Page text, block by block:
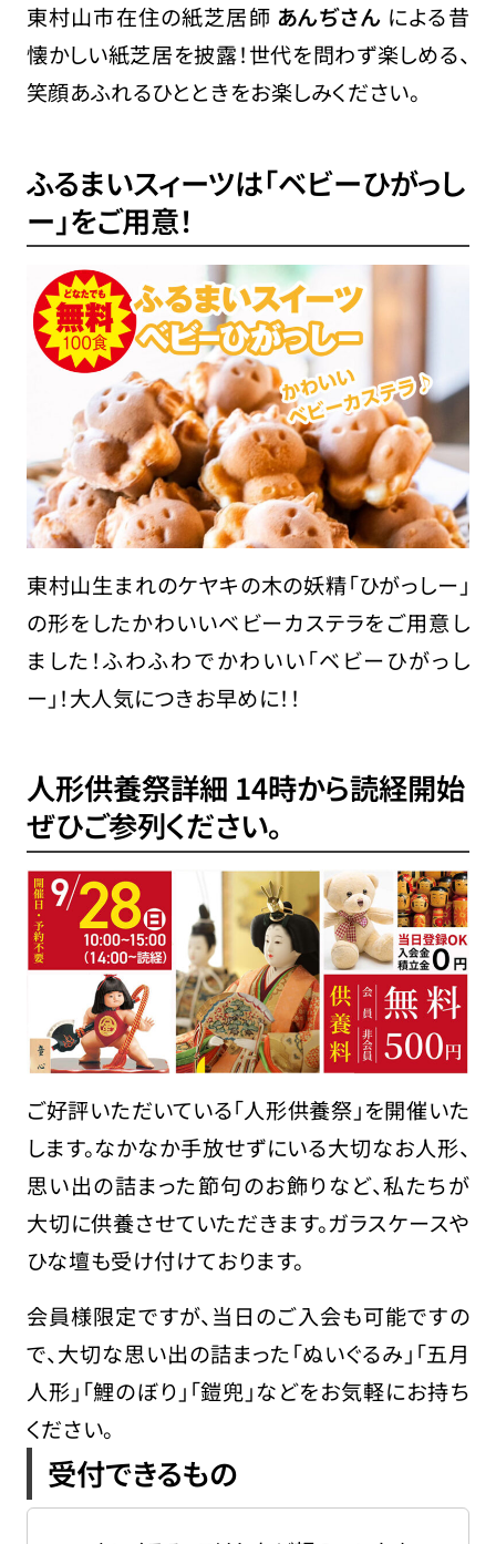
東村山市在住の紙芝居師 あんぢさん による昔
懐かしい紙芝居を披露！世代を問わず楽しめる、
笑顔あふれるひとときをお楽しみください。
ふるまいスィーツは「ベビーひがっし
ー」をご用意！
東村山生まれのケヤキの木の妖精「ひがっしー」
の形をしたかわいいベビーカステラをご用意し
ました！ふわふわでかわいい「ベビーひがっし
ー」！大人気につきお早めに！！
人形供養祭詳細 14時から読経開始
ぜひご参列ください。
ご好評いただいている「人形供養祭」を開催いた
します。なかなか手放せずにいる大切なお人形、
思い出の詰まった節句のお飾りなど、私たちが
大切に供養させていただきます。ガラスケースや
ひな壇も受け付けております。
会員様限定ですが、当日のご入会も可能ですの
で、大切な思い出の詰まった「ぬいぐるみ」「五月
人形」「鯉のぼり」「鎧兜」などをお気軽にお持ち
ください。
受付できるもの